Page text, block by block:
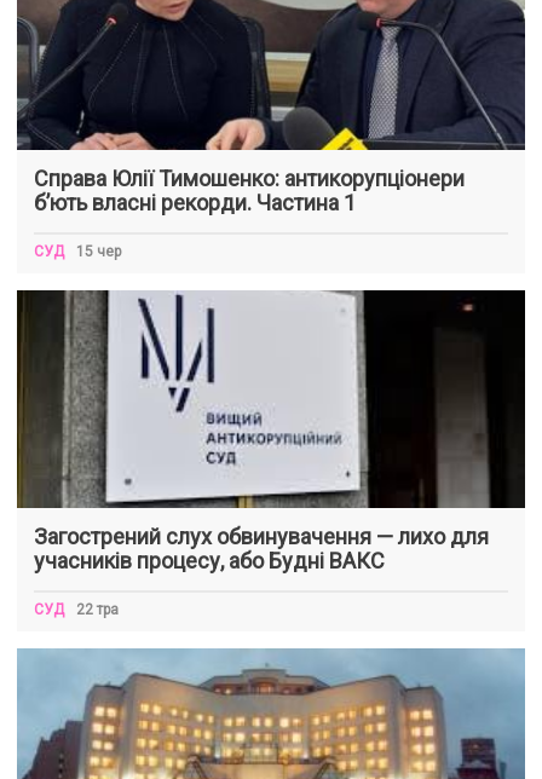
Справа Юлії Тимошенко: антикорупціонери
б’ють власні рекорди. Частина 1
СУД 15 чер
Загострений слух обвинувачення — лихо для
учасників процесу, або Будні ВАКС
СУД 22 тра